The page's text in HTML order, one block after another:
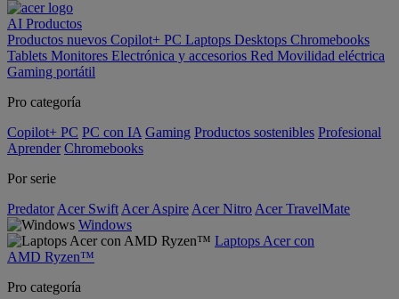
AI Productos
Productos nuevos Copilot+ PC Laptops Desktops Chromebooks
Tablets Monitores Electrónica y accesorios Red Movilidad eléctrica
Gaming portátil
Pro categoría
Copilot+ PC PC con IA Gaming Productos sostenibles Profesional
Aprender Chromebooks
Por serie
Predator Acer Swift Acer Aspire Acer Nitro Acer TravelMate
Windows
Laptops Acer con
AMD Ryzen™
Pro categoría